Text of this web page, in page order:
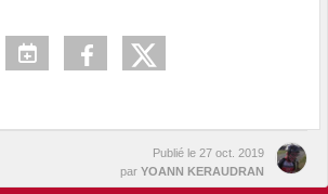
Publié le 27 oct. 2019
par YOANN KERAUDRAN